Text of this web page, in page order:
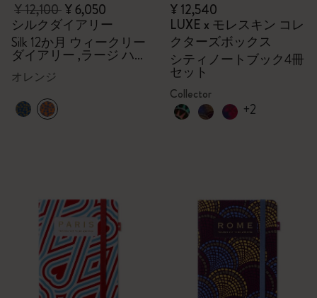
¥ 12,100¥ 6,050
シルクダイアリー
Silk 12か月 ウィークリー
ダイアリー ,ラージ ハー
ドカバー（オレンジ）,
ギフトボックス
オレンジ
¥ 12,540
LUXE x モレスキン コレ
クターズボックス
シティノートブック4冊
セット
Collector
+2